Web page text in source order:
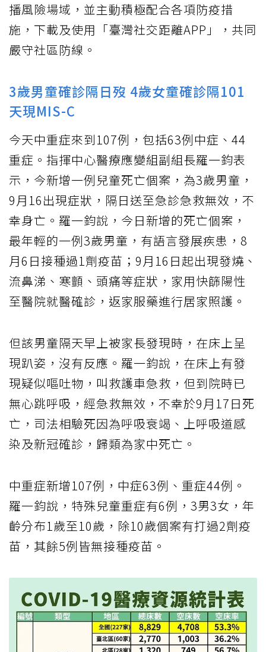
播風險場域，並主動積極配合各項防疫措
施，下載及使用「臺灣社交距離APP」，共同
嚴守社區防線。
3歲男童確診隔日歿 4歲女童確診隔101
天現MIS-C
今天中重症來到107例，包括63例中症、44
重症。指揮中心醫療應變組副組長羅一鈞表
示，今新增一例兒童死亡個案，為3歲男童，
9月16出現症狀，隔日送至急診急救無效，不
幸身亡。羅一鈞說，今日新增的死亡個案，
最年輕的一例3歲男童，有語言發展疾患，8
月6日接種過1劑疫苗；9月16日起出現發燒、
流鼻涕、寒顫、頭痛等症狀，家用快篩陽性
至醫院就醫確診，返家服藥進行居家照護。
但該男童隔天早上被家長發現時，在床上呈
現趴姿，沒有反應。羅一鈞說，在床上有發
現疑似嘔吐物，叫救護車急救，但到院時已
無心跳呼吸，經急救無效，不幸於9月17日死
亡，司法相驗死因為呼吸衰竭、上呼吸道感
染及新冠確診，歸類為家中死亡。
中重症新增107例，中症63例、重症44例。
羅一鈞說，特殊兒童重症有6例，3男3女，年
齡分布1歲至10歲，除10歲個案有打過2劑疫
苗，其餘5例皆無接種疫苗。